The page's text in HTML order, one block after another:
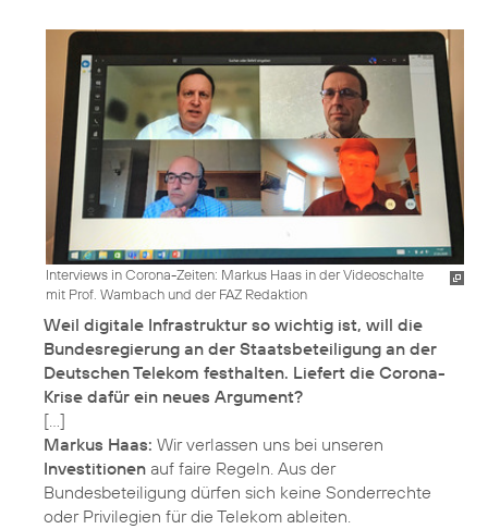
Interviews in Corona-Zeiten: Markus Haas in der Videoschalte
mit Prof. Wambach und der FAZ Redaktion
Weil digitale Infrastruktur so wichtig ist, will die
Bundesregierung an der Staatsbeteiligung an der
Deutschen Telekom festhalten. Liefert die Corona-
Krise dafür ein neues Argument?
Markus Haas: Wir verlassen uns bei unseren
Investitionen auf faire Regeln. Aus der
Bundesbeteiligung dürfen sich keine Sonderrechte
oder Privilegien für die Telekom ableiten.